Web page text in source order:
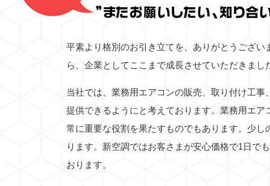
平素より格別のお引き立てを、ありがとうござ
ら、企業としてここまで成長させていただきまし
当社では、業務用エアコンの販売、取り付け工
提供できるようにと考えております。業務用エ
常に重要な役割を果たすものでもあります。少
ります。新空調ではお客さまが安心価格で1日で
おります。